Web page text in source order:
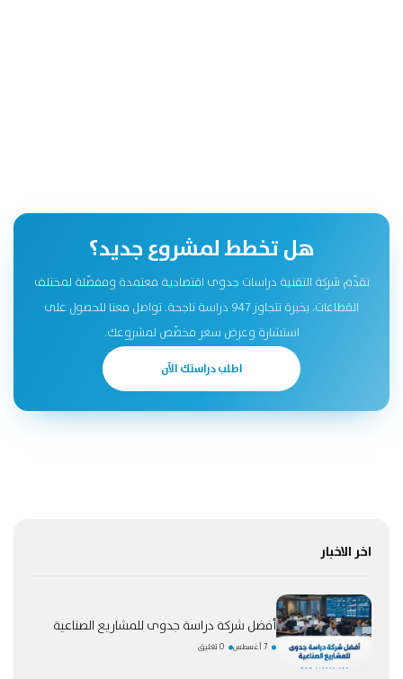
هل تخطط لمشروع جديد؟
تقدّم شركة التقنية دراسات جدوى اقتصادية معتمدة ومفصّلة لمختلف
القطاعات، بخبرة تتجاوز 947 دراسة ناجحة. تواصل معنا للحصول على
استشارة وعرض سعر مخصّص لمشروعك.
اطلب دراستك الآن
اخر الاخبار
أفضل شركة دراسة جدوى للمشاريع الصناعية
7 أغسطس 0 تعليق